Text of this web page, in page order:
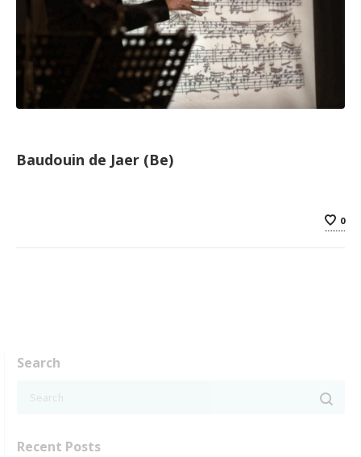
Baudouin de Jaer (Be)
0
Search
Recent Posts